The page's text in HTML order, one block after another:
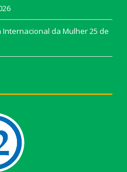
Internacional da Mulher25 de